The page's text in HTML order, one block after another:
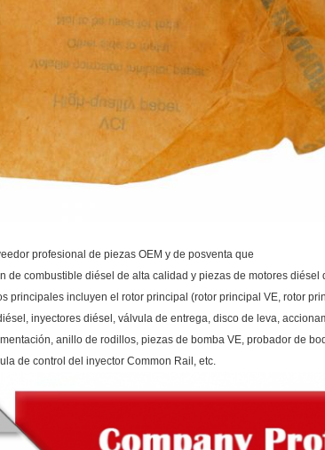
profesional de piezas OEM y de posventa que
de combustible diésel de alta calidad y piezas de motores diésel
principales incluyen el rotor principal (rotor principal VE, rotor
inyectores diésel, válvula de entrega, disco de leva,
anillo de rodillos, piezas de bomba VE, probador de
de control del inyector Common Rail, etc.